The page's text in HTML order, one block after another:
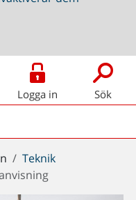
Logga in Sök
Teknik